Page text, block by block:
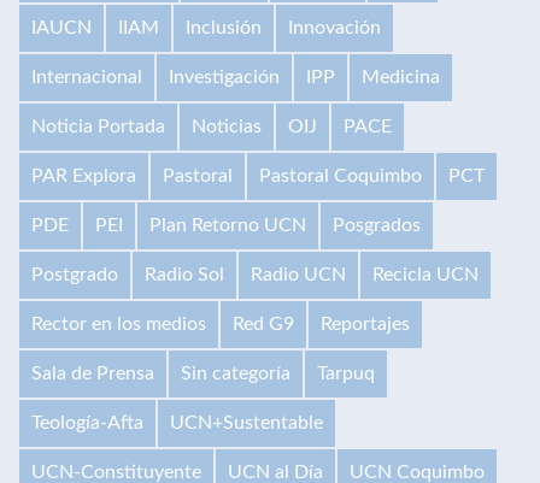
IAUCN IIAM Inclusión Innovación
Internacional Investigación IPP Medicina
Noticia Portada Noticias OIJ PACE
PAR Explora Pastoral Pastoral Coquimbo PCT
PDE PEI Plan Retorno UCN Posgrados
Postgrado Radio Sol Radio UCN Recicla UCN
Rector en los medios Red G9 Reportajes
Sala de Prensa Sin categoría Tarpuq
Teología-Afta UCN+Sustentable
UCN-Constituyente UCN al Día UCN Coquimbo